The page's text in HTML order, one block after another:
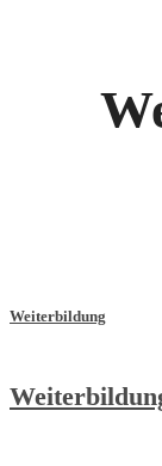
Weiterbildung